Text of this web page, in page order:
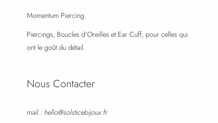
Momentum Piercing.
Piercings, Boucles d'Oreilles et Ear Cuff, pour celles qui
ont le goût du détail.
Nous Contacter
mail : hello@solsticebijoux.fr